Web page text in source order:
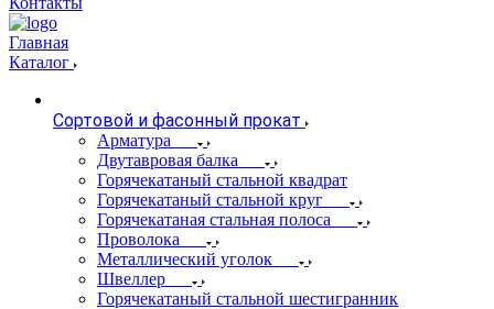
Главная
Каталог
Сортовой и фасонный прокат
Арматура
Двутавровая балка
Горячекатаный стальной квадрат
Горячекатаный стальной круг
Горячекатаная стальная полоса
Проволока
Металлический уголок
Швеллер
Горячекатаный стальной шестигранник